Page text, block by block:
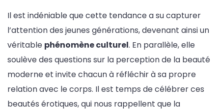
Il est indéniable que cette tendance a su capturer
l’attention des jeunes générations, devenant ainsi un
véritable phénomène culturel. En parallèle, elle
soulève des questions sur la perception de la beauté
moderne et invite chacun à réfléchir à sa propre
relation avec le corps. Il est temps de célébrer ces
beautés érotiques, qui nous rappellent que la